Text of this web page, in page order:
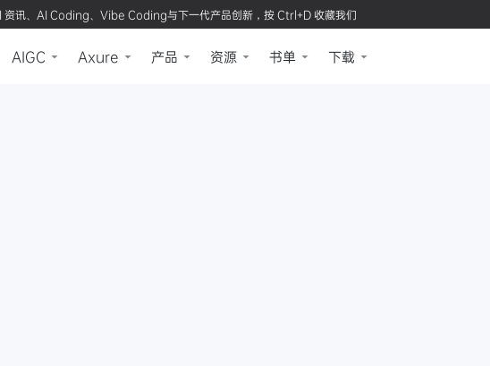
资讯、AI Coding、Vibe Coding与下一代产品创新，按 Ctrl+D 收藏我们
AIGC Axure 产品 资源 书单 下载